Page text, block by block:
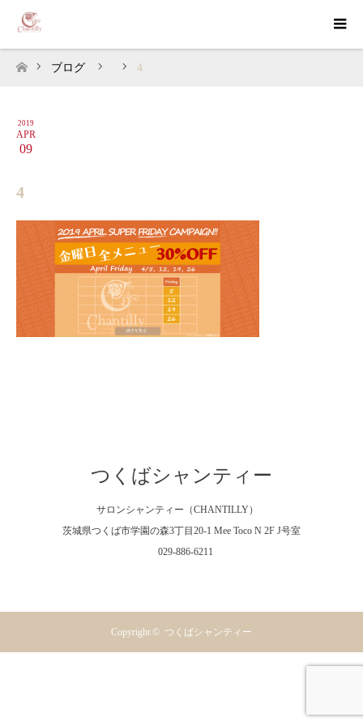
ホーム
ブログ 4
2019
APR
09
4
つくばシャンティー
サロンシャンティー（CHANTILLY）
茨城県つくば市学園の森3丁目20-1 Mee Toco N 2F J号室
029-886-6211
Copyright © つくばシャンティー